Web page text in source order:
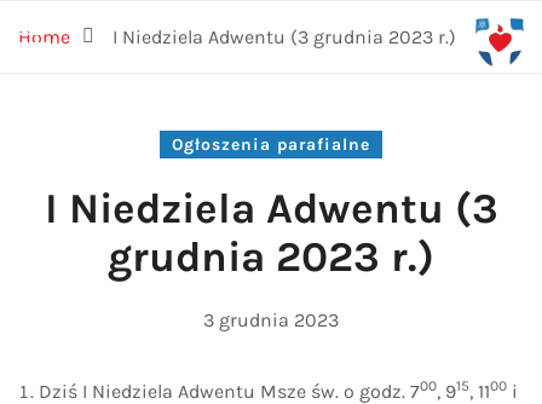
Home I Niedziela Adwentu (3 grudnia 2023 r.)
Ogłoszenia parafialne
I Niedziela Adwentu (3
grudnia 2023 r.)
3 grudnia 2023
Dziś I Niedziela Adwentu Msze św. o godz. 700, 915, 1100 i